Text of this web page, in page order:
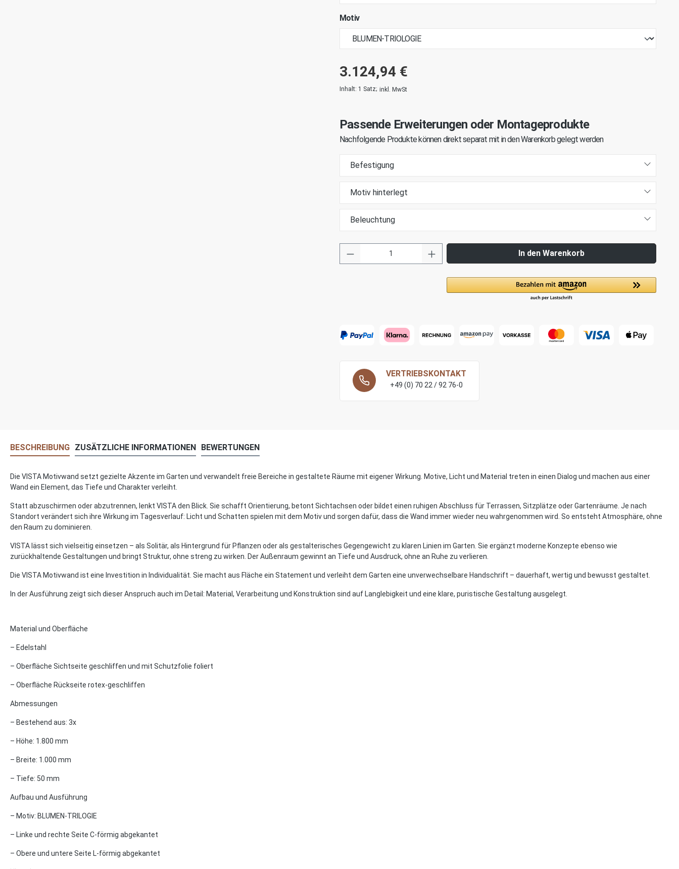
Motiv
3.124,94 €
Inhalt: 1 Satz; inkl. MwSt
Passende Erweiterungen oder Montageprodukte
Nachfolgende Produkte können direkt separat mit in den Warenkorb gelegt werden
Befestigung
Motiv hinterlegt
Beleuchtung
In den Warenkorb
VERTRIEBSKONTAKT
+49 (0) 70 22 / 92 76-0
BESCHREIBUNG ZUSÄTZLICHE INFORMATIONEN BEWERTUNGEN
Die VISTA Motivwand setzt gezielte Akzente im Garten und verwandelt freie Bereiche in gestaltete Räume mit eigener Wirkung. Motive, Licht und Material treten in einen Dialog und machen aus einer
Wand ein Element, das Tiefe und Charakter verleiht.
Statt abzuschirmen oder abzutrennen, lenkt VISTA den Blick. Sie schafft Orientierung, betont Sichtachsen oder bildet einen ruhigen Abschluss für Terrassen, Sitzplätze oder Gartenräume. Je nach
Standort verändert sich ihre Wirkung im Tagesverlauf: Licht und Schatten spielen mit dem Motiv und sorgen dafür, dass die Wand immer wieder neu wahrgenommen wird. So entsteht Atmosphäre, ohne
den Raum zu dominieren.
VISTA lässt sich vielseitig einsetzen – als Solitär, als Hintergrund für Pflanzen oder als gestalterisches Gegengewicht zu klaren Linien im Garten. Sie ergänzt moderne Konzepte ebenso wie
zurückhaltende Gestaltungen und bringt Struktur, ohne streng zu wirken. Der Außenraum gewinnt an Tiefe und Ausdruck, ohne an Ruhe zu verlieren.
Die VISTA Motivwand ist eine Investition in Individualität. Sie macht aus Fläche ein Statement und verleiht dem Garten eine unverwechselbare Handschrift – dauerhaft, wertig und bewusst gestaltet.
In der Ausführung zeigt sich dieser Anspruch auch im Detail: Material, Verarbeitung und Konstruktion sind auf Langlebigkeit und eine klare, puristische Gestaltung ausgelegt.
Material und Oberfläche
– Edelstahl
– Oberfläche Sichtseite geschliffen und mit Schutzfolie foliert
– Oberfläche Rückseite rotex-geschliffen
Abmessungen
– Bestehend aus: 3x
– Höhe: 1.800 mm
– Breite: 1.000 mm
– Tiefe: 50 mm
Aufbau und Ausführung
– Motiv: BLUMEN-TRILOGIE
– Linke und rechte Seite C-förmig abgekantet
– Obere und untere Seite L-förmig abgekantet